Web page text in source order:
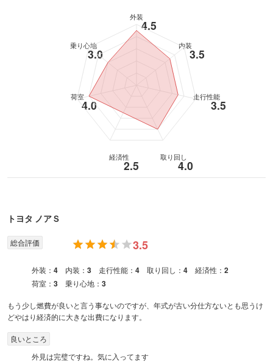
外装
4.5
内装
3.5
走行性能
3.5
取り回し
4.0
経済性
2.5
荷室
4.0
乗り心地
3.0
トヨタ ノアＳ
総合評価 3.5
外装： 4 内装： 3 走行性能： 4 取り回し： 4 経済性： 2
荷室： 3 乗り心地： 3
もう少し燃費が良いと言う事ないのですが、年式が古い分仕方ないとも思うけ
どやはり経済的に大きな出費になります。
良いところ
外見は完璧ですね。気に入ってます